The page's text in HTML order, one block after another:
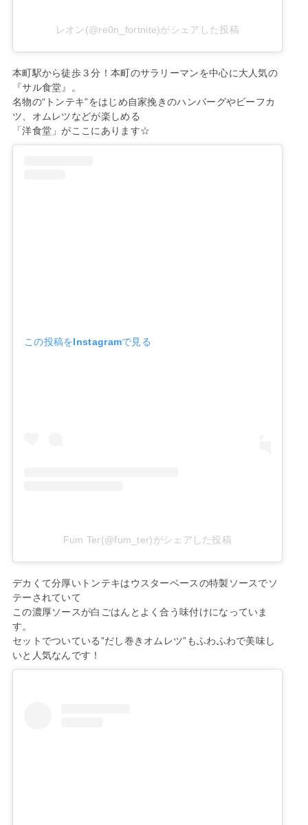
レオン(@re0n_fortnite)がシェアした投稿
本町駅から徒歩３分！本町のサラリーマンを中心に大人気の
『サル食堂』。
名物の“トンテキ”をはじめ自家挽きのハンバーグやビーフカ
ツ、オムレツなどが楽しめる
「洋食堂」がここにあります☆
この投稿をInstagramで見る
Fum Ter(@fum_ter)がシェアした投稿
デカくて分厚いトンテキはウスターベースの特製ソースでソ
テーされていて
この濃厚ソースが白ごはんとよく合う味付けになっていま
す。
セットでついている”だし巻きオムレツ”もふわふわで美味し
いと人気なんです！